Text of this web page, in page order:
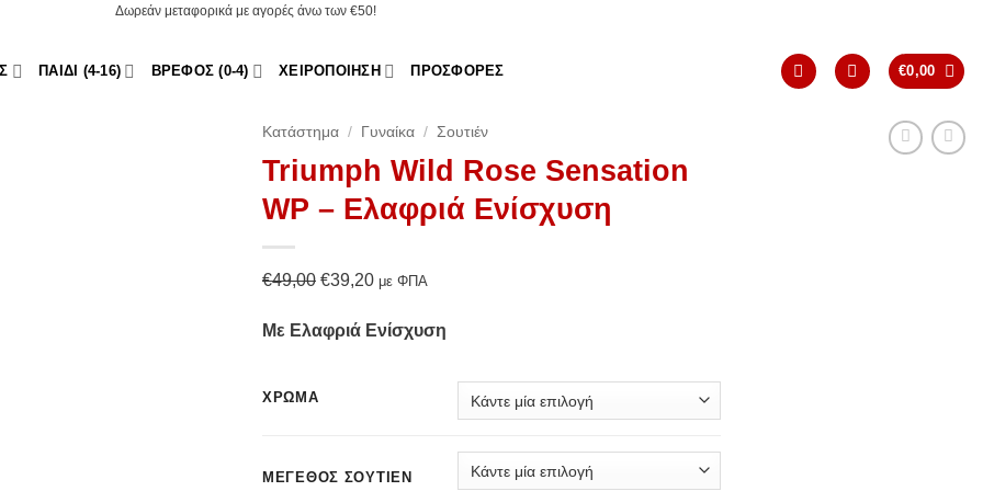
Δωρεάν μεταφορικά με αγορές άνω των €50!
ΠΑΙΔΊ (4-16) ΒΡΈΦΟΣ (0-4) ΧΕΙΡΟΠΟΊΗΣΗ ΠΡΟΣΦΟΡΈΣ €0,00
Κατάστημα / Γυναίκα / Σουτιέν
Triumph Wild Rose Sensation
WP – Ελαφριά Ενίσχυση
€49,00 Original
was:
€39,20Η
τιμή
με ΦΠΑ
Με Ελαφριά Ενίσχυση
ΧΡΏΜΑ
ΜΈΓΕΘΟΣ ΣΟΥΤΙΈΝ